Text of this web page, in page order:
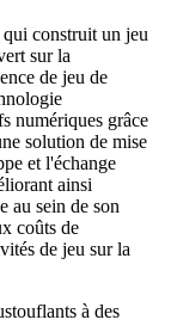
construit un jeu
sur la
de jeu de
numériques grâce
solution de mise
et l'échange
ainsi
au sein de son
coûts de
de jeu sur la
à des